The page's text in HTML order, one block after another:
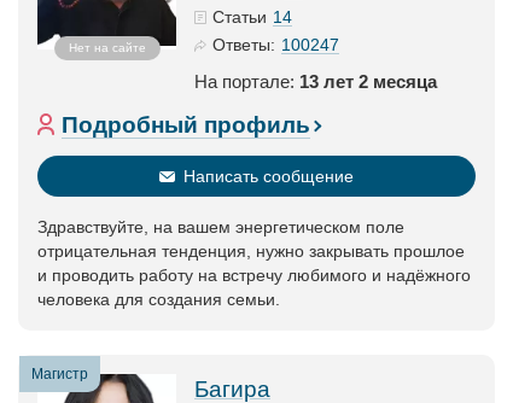
Нет на сайте
Статьи 14
Ответы: 100247
На портале: 13 лет 2 месяца
Подробный профиль
Написать сообщение
Здравствуйте, на вашем энергетическом поле
отрицательная тенденция, нужно закрывать прошлое
и проводить работу на встречу любимого и надёжного
человека для создания семьи.
Магистр
Багира